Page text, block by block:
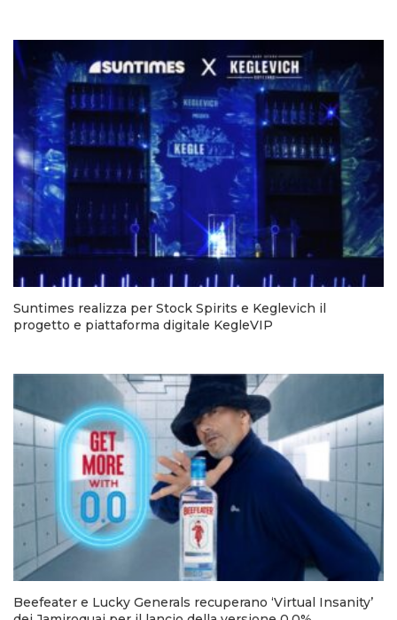
Suntimes realizza per Stock Spirits e Keglevich il
progetto e piattaforma digitale KegleVIP
Beefeater e Lucky Generals recuperano ‘Virtual Insanity’